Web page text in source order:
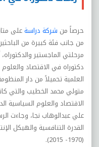
حرصاً من شركة دراسةعلى
من جانب فئة كبيرة من
مرحلتي الماجستير
دكتوراه في الاقتصاد
العلمية تحميلاً من دار
متولي محمد الخطيب والتي
الاقتصاد والعلوم السياسية
علي عبدالوهاب نجا، وجاءت
القدرة التنافسية والهيكل
(1970- 2015).